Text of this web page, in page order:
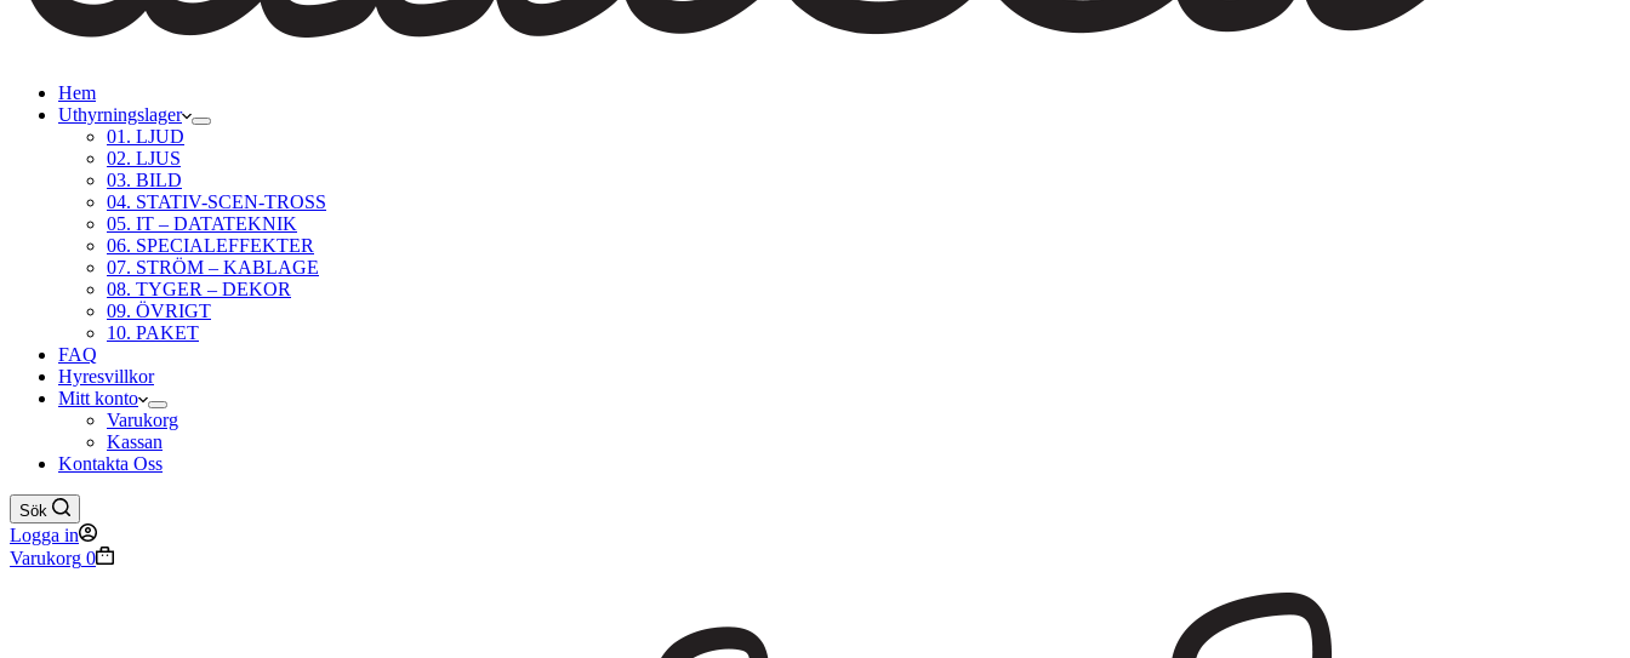
Hem
Uthyrningslager
01. LJUD
02. LJUS
03. BILD
04. STATIV-SCEN-TROSS
05. IT – DATATEKNIK
06. SPECIALEFFEKTER
07. STRÖM – KABLAGE
08. TYGER – DEKOR
09. ÖVRIGT
10. PAKET
FAQ
Hyresvillkor
Mitt konto
Varukorg
Kassan
Kontakta Oss
Sök
Logga in
Varukorg 0